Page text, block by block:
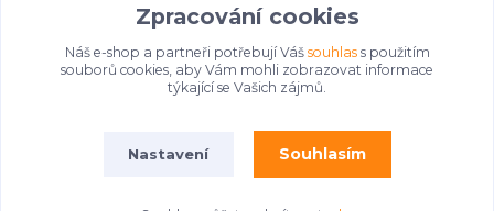
jakubkaleta@azizolace.cz
Zpracování cookies
Náš e-shop a partneři potřebují Váš souhlass použitím
souborů cookies, aby Vám mohli zobrazovat informace
týkající se Vašich zájmů.
Nastavení Souhlasím